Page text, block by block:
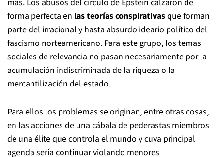
más. Los abusos del círculo de Epstein calzaron de
forma perfecta en las teorías conspirativasque forman
parte del irracional y hasta absurdo ideario político del
fascismo norteamericano. Para este grupo, los temas
sociales de relevancia no pasan necesariamente por la
acumulación indiscriminada de la riqueza o la
mercantilización del estado.
Para ellos los problemas se originan, entre otras cosas,
en las acciones de una cábala de pederastas miembros
de una élite que controla el mundo y cuya principal
agenda sería continuar violando menores